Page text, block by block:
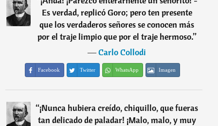
Es verdad, replicó Goro; pero ten presente
que los verdaderos señores se conocen más
por el traje limpio que por el traje hermoso.”
―Carlo Collodi
Facebook Twitter WhatsApp Imagen
“¡Nunca hubiera creído, chiquillo, que fueras
tan delicado de paladar! ¡Malo, malo, y muy